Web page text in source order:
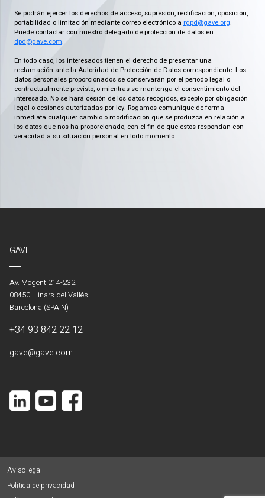
Se podrán ejercer los derechos de acceso, supresión, rectificación, oposición,
portabilidad o limitación mediante correo electrónico a rgpd@gave.org.
Puede contactar con nuestro delegado de protección de datos en
dpd@gave.com.
En todo caso, los interesados tienen el derecho de presentar una
reclamación ante la Autoridad de Protección de Datos correspondiente. Los
datos personales proporcionados se conservarán por el periodo legal o
contractualmente previsto, o mientras se mantenga el consentimiento del
interesado. No se hará cesión de los datos recogidos, excepto por obligación
legal o cesiones autorizadas por ley. Rogamos comunique de forma
inmediata cualquier cambio o modificación que se produzca en relación a
los datos que nos ha proporcionado, con el fin de que estos respondan con
veracidad a su situación personal en todo momento.
GAVE
Av. Mogent 214-232
08450 Llinars del Vallés
Barcelona (SPAIN)
+34 93 842 22 12
gave@gave.com
Aviso legal
Política de privacidad